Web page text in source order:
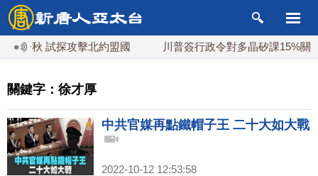
試探攻擊北約盟國 川普簽行政令對多晶矽課15%關稅 防堵
關鍵字：徐才厚
中共官媒再點鐵帽子王 二十大如大戰
2022-10-12 12:53:58